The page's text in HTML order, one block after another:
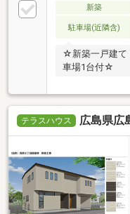
新築
駐車場(近隣含)
☆新築一戸建て
車場1台付☆
テラスハウス 広島県広